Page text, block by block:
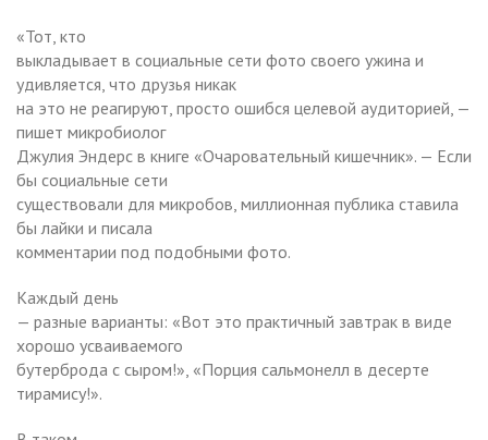
«Тот, кто
выкладывает в социальные сети фото своего ужина и
удивляется, что друзья никак
на это не реагируют, просто ошибся целевой аудиторией, —
пишет микробиолог
Джулия Эндерс в книге «Очаровательный кишечник». — Если
бы социальные сети
существовали для микробов, миллионная публика ставила
бы лайки и писала
комментарии под подобными фото.
Каждый день
— разные варианты: «Вот это практичный завтрак в виде
хорошо усваиваемого
бутерброда с сыром!», «Порция сальмонелл в десерте
тирамису!».